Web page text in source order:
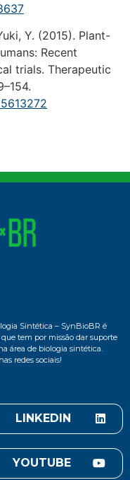
Y. (2015). Plant-
Recent
trials. Therapeutic
Sintética – SynBioBR é
tem por missão dar suporte
área de biologia sintética.
redes sociais!
LINKEDIN
YOUTUBE